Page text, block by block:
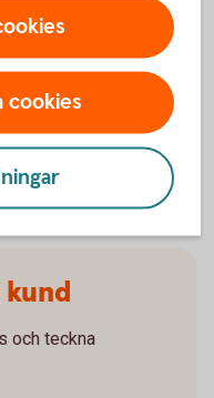
Sverige?
och teckna
cookies